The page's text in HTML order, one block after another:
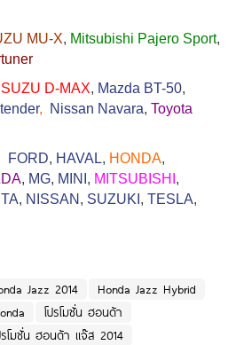
MU-X, Mitsubishi Pajero Sport,
ISUZU D-MAX, Mazda BT-50,
, Nissan Navara, Toyota
FORD, HAVAL, HONDA,
, MG, MINI , MITSUBISHI ,
, NISSAN , SUZUKI , TESLA,
Jazz 2014
Honda Jazz Hybrid
โปรโมชั่น ฮอนด้า
รโมชั่น ฮอนด้า แจ๊ส 2014